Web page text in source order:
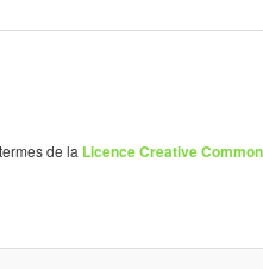
de la Licence Creative